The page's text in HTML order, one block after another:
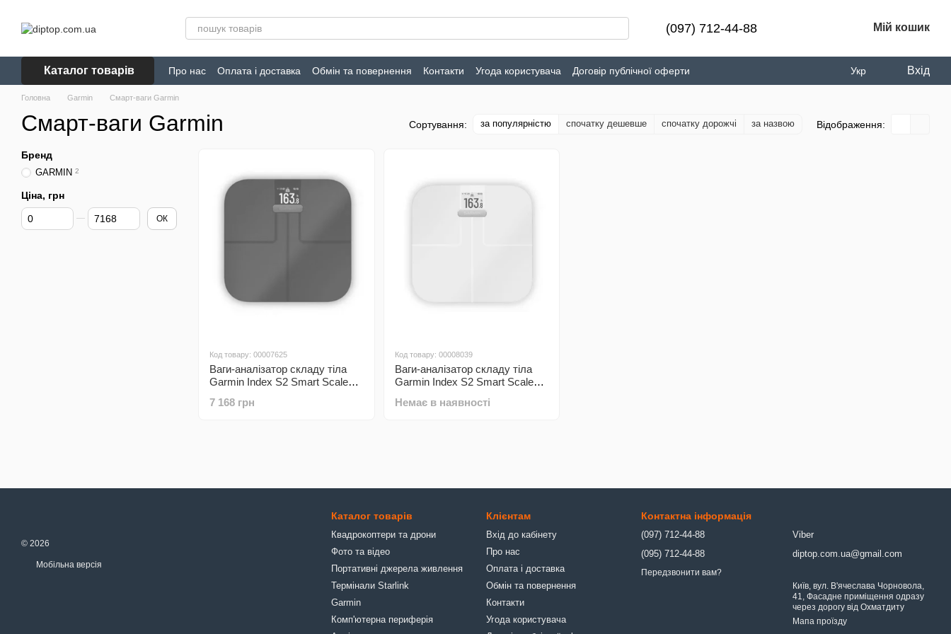
(097) 712-44-88 Мій кошик
Каталог товарів Про нас Оплата і доставка Обмін та повернення Контакти Угода користувача Договір публічної оферти Укр Вхід
Головна Garmin Смарт-ваги Garmin
Смарт-ваги Garmin Сортування: за популярністю спочатку дешевше спочатку дорожчі за назвою Відображення:
Код товару: 00007625
Ваги-аналізатор складу тіла
Garmin Index S2 Smart Scale
7 168 грн
Код товару: 00008039
Ваги-аналізатор складу тіла
Garmin Index S2 Smart Scale
Немає в наявності
Бренд
GARMIN 2
Ціна, грн
Від Ціна, грн
До Ціна, грн ОК
© 2026
Мобільна версія
Каталог товарів
Квадрокоптери та дрони
Фото та відео
Портативні джерела живлення
Термінали Starlink
Garmin
Комп'ютерна периферія
Клієнтам
Вхід до кабінету
Про нас
Оплата і доставка
Обмін та повернення
Контакти
Угода користувача
Контактна інформація
(097) 712-44-88
(095) 712-44-88
Передзвонити вам?
Viber
diptop.com.ua@gmail.com
Київ, вул. В'ячеслава Чорновола,
41, Фасадне приміщення одразу
через дорогу від Охматдиту
Мапа проїзду